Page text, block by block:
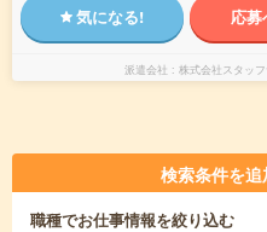
気になる! 応
派遣会社 株式会社スタッ
検索条件を
職種でお仕事情報を絞り込む